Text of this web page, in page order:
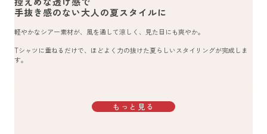
手抜き感のない大人の夏スタイルに
軽やかなシアー素材が、風を通して涼しく、見た目にも爽やか。
Tシャツに重ねるだけで、ほどよく力の抜けた夏らしいスタイリングが完成しま
す。
もっと見る